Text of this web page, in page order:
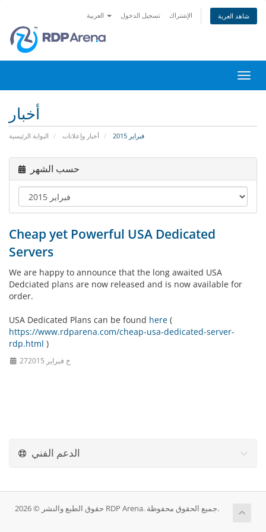
تسجيل الدخول الإشتراك شاهد العربة
تبديل
التنقل
أخبار
البوابة الرئيسية أخبار وإعلانات فبراير 2015
حسب الشهر
Cheap yet Powerful USA Dedicated
Servers
We are happy to announce that the long awaited USA
Dedciated plans are now released and is now available for
order.
USA Dedicated Plans can be found here (
https://www.rdparena.com/cheap-usa-dedicated-server-
rdp.html )
27خ فبراير 2015
الدعم الفني
حقوق الطبع والنشر © 2026 RDP Arena. جميع الحقوق محفوظة.